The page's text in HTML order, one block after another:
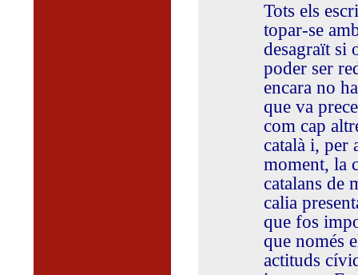
Tots els
topar-se
desagraït si
poder ser
encara no
que va
com cap
català i, per
moment, la
catalans de
calia
que fos
que només
actituds